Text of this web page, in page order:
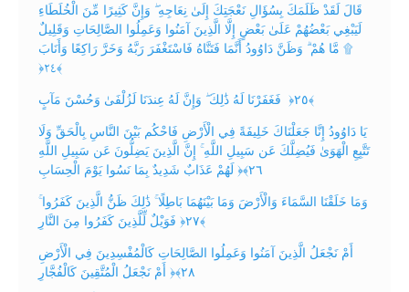
‏ قَالَ لَقَدْ ظَلَمَكَ بِسُؤَالِ نَعْجَتِكَ إِلَىٰ نِعَاجِهِ ۖ وَإِنَّ كَثِيرًا مِّنَ الْخُلَطَاءِ
لَيَبْغِي بَعْضُهُمْ عَلَىٰ بَعْضٍ إِلَّا الَّذِينَ آمَنُوا وَعَمِلُوا الصَّالِحَاتِ وَقَلِيلٌ
مَّا هُمْ ۗ وَظَنَّ دَاوُودُ أَنَّمَا فَتَنَّاهُ فَاسْتَغْفَرَ رَبَّهُ وَخَرَّ رَاكِعًا وَأَنَابَ ۩
‎﴿٢٤﴾
‏ فَغَفَرْنَا لَهُ ذَٰلِكَ ۖ وَإِنَّ لَهُ عِندَنَا لَزُلْفَىٰ وَحُسْنَ مَآبٍ ‎﴿٢٥﴾
‏ يَا دَاوُودُ إِنَّا جَعَلْنَاكَ خَلِيفَةً فِي الْأَرْضِ فَاحْكُم بَيْنَ النَّاسِ بِالْحَقِّ وَلَا
تَتَّبِعِ الْهَوَىٰ فَيُضِلَّكَ عَن سَبِيلِ اللَّهِ ۚ إِنَّ الَّذِينَ يَضِلُّونَ عَن سَبِيلِ اللَّهِ
لَهُمْ عَذَابٌ شَدِيدٌ بِمَا نَسُوا يَوْمَ الْحِسَابِ ‎﴿٢٦﴾‏
وَمَا خَلَقْنَا السَّمَاءَ وَالْأَرْضَ وَمَا بَيْنَهُمَا بَاطِلًا ۚ ذَٰلِكَ ظَنُّ الَّذِينَ كَفَرُوا ۚ
فَوَيْلٌ لِّلَّذِينَ كَفَرُوا مِنَ النَّارِ ‎﴿٢٧﴾
‏ أَمْ نَجْعَلُ الَّذِينَ آمَنُوا وَعَمِلُوا الصَّالِحَاتِ كَالْمُفْسِدِينَ فِي الْأَرْضِ
أَمْ نَجْعَلُ الْمُتَّقِينَ كَالْفُجَّارِ ‎﴿٢٨﴾‏